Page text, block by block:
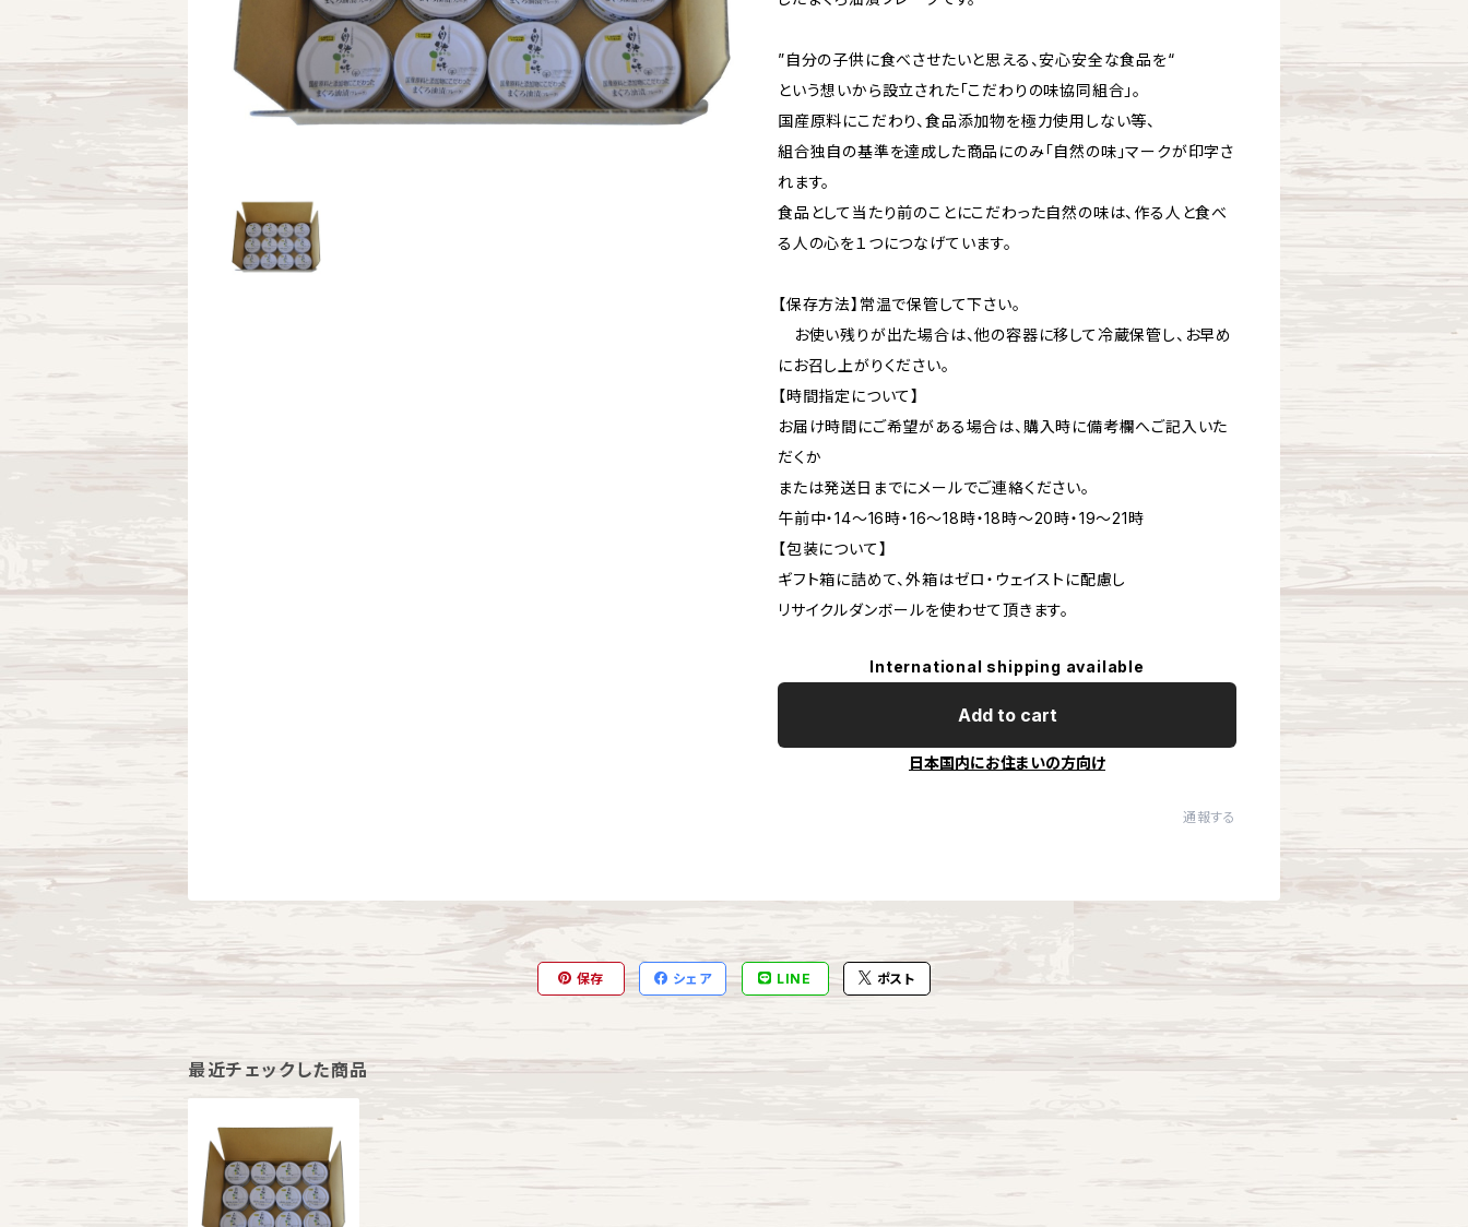
”自分の子供に食べさせたいと思える、安心安全な食品を“
という想いから設立された「こだわりの味協同組合」。
国産原料にこだわり、食品添加物を極力使用しない等、
組合独自の基準を達成した商品にのみ「自然の味」マークが印字さ
れます。
食品として当たり前のことにこだわった自然の味は、作る人と食べ
る人の心を１つにつなげています。
【保存方法】常温で保管して下さい。
お使い残りが出た場合は、他の容器に移して冷蔵保管し、お早め
にお召し上がりください。
【時間指定について】
お届け時間にご希望がある場合は、購入時に備考欄へご記入いた
だくか
または発送日までにメールでご連絡ください。
午前中・14～16時・16～18時・18時～20時・19～21時
【包装について】
ギフト箱に詰めて、外箱はゼロ・ウェイストに配慮し
リサイクルダンボールを使わせて頂きます。
International shipping available
Add to cart
日本国内にお住まいの方向け
通報する
保存 シェア LINE ポスト
最近チェックした商品